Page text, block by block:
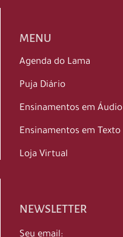
MENU
Agenda do Lama
Puja Diário
Ensinamentos em Áudio
Ensinamentos em Texto
Loja Virtual
NEWSLETTER
Seu email: